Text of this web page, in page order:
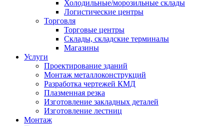
Холодильные/морозильные склады
Логистические центры
Торговля
Торговые центры
Склады, складские терминалы
Магазины
Услуги
Проектирование зданий
Монтаж металлоконструкций
Разработка чертежей КМД
Плазменная резка
Изготовление закладных деталей
Изготовление лестниц
Монтаж